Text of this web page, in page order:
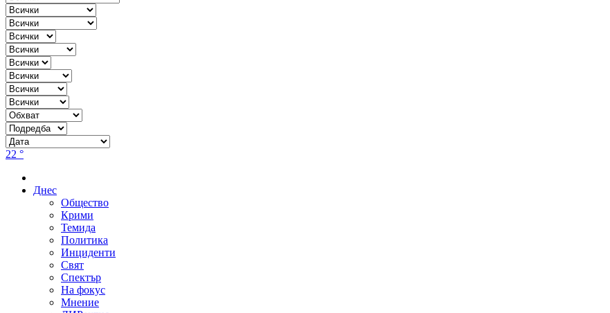
22 °
Днес
Общество
Крими
Темида
Политика
Инциденти
Свят
Спектър
На фокус
Мнение